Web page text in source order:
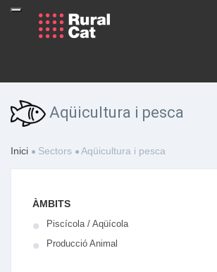
Aqüicultura i pesca
Inici Sectors Aqüicultura i pesca
ÀMBITS
Piscícola / Aqüícola
Producció Animal